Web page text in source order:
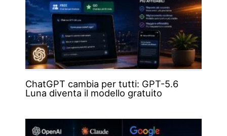
ChatGPT cambia per tutti: GPT-5.6
Luna diventa il modello gratuito